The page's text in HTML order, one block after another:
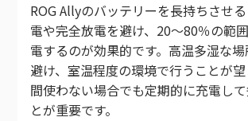
ROG Allyのバッテリーを長持ちさせ
電や完全放電を避け、20〜80％の範
電するのが効果的です。高温多湿な
避け、室温程度の環境で行うことが
間使わない場合でも定期的に充電し
とが重要です。